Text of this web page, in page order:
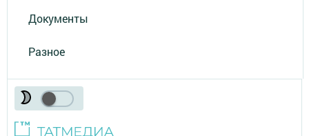
Документы
Разное